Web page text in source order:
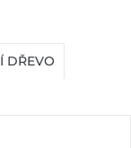
DŘEVO